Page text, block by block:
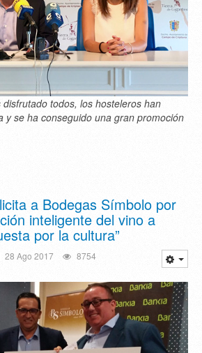
disfrutado todos, los hosteleros han
y se ha conseguido una gran promoción
a Bodegas Símbolo por
inteligente del vino a
por la cultura”
28 Ago 2017 8754